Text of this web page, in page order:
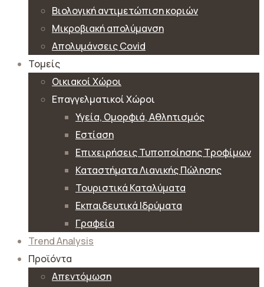
Βιολογική αντιμετώπιση κοριών
Μικροβιακή απολύμανση
Απολυμάνσεις Covid
Τομείς
Οικιακοί Χώροι
Επαγγελματικοί Χώροι
Υγεία, Ομορφιά, Αθλητισμός
Εστίαση
Επιχειρήσεις Τυποποίησης Τροφίμων
Καταστήματα Λιανικής Πώλησης
Τουριστικά Καταλύματα
Εκπαιδευτικά Ιδρύματα
Γραφεία
Trend Analysis
Προϊόντα
Απεντόμωση